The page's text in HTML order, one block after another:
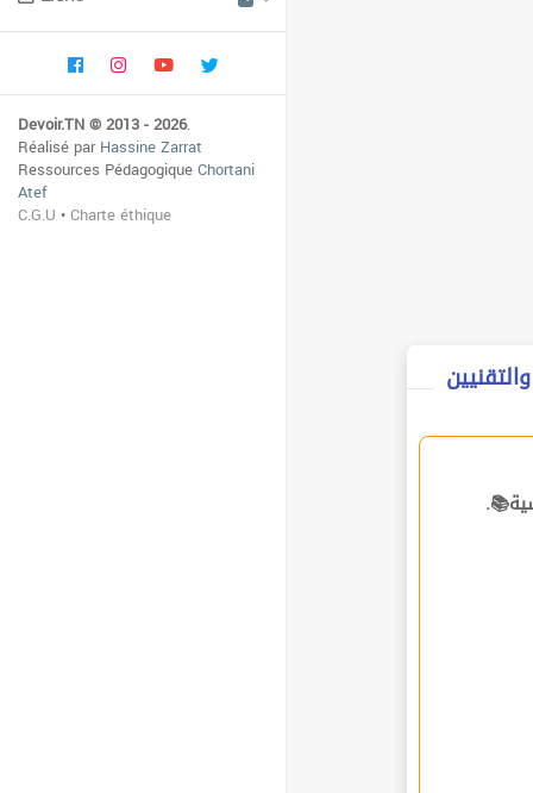
Devoir.TN © 2013 - 2026.
Réalisé parHassine Zarrat
Ressources PédagogiqueChortani
Atef
C.G.U •Charte éthique